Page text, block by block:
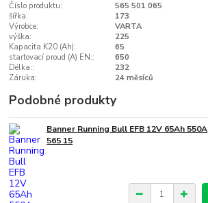
Číslo produktu:
565 501 065
šířka:
173
Výrobce:
VARTA
výška:
225
Kapacita K20 (Ah):
65
startovací proud (A) EN::
650
Délka::
232
Záruka:
24 měsíců
Podobné produkty
Banner Running Bull EFB 12V 65Ah 550A
565 15